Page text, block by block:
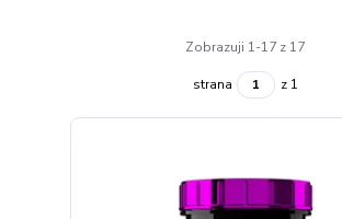
Zobrazuji 1-17 z 17
strana z 1